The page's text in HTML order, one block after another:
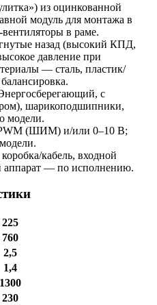
из оцинкованной
модуль для монтажа в
в раме.
назад (высокий КПД,
давление при
— сталь, пластик/
с
шарикоподшипники,
модели.
(ШИМ) и/или 0–10 В;
кабель, входной
— по исполнению.
225
760
2,5
1,4
1300
230